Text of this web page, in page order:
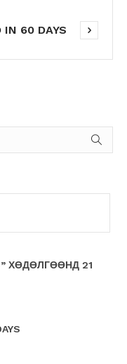
IN 60 DAYS
6” ХӨДӨЛГӨӨНД 21